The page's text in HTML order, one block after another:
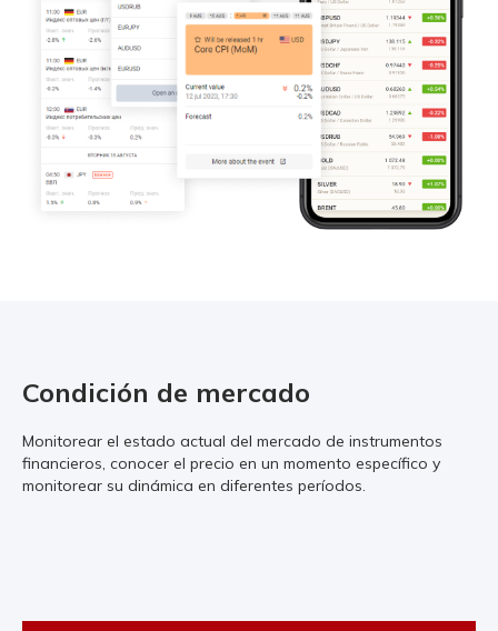
Condición de mercado
Monitorear el estado actual del mercado de instrumentos
financieros, conocer el precio en un momento específico y
monitorear su dinámica en diferentes períodos.